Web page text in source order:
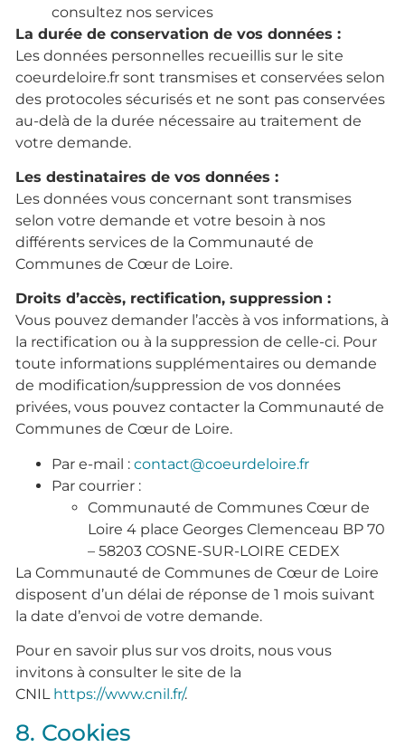
consultez nos services
La durée de conservation de vos données :
Les données personnelles recueillis sur le site
coeurdeloire.fr sont transmises et conservées selon
des protocoles sécurisés et ne sont pas conservées
au-delà de la durée nécessaire au traitement de
votre demande.
Les destinataires de vos données :
Les données vous concernant sont transmises
selon votre demande et votre besoin à nos
différents services de la Communauté de
Communes de Cœur de Loire.
Droits d’accès, rectification, suppression :
Vous pouvez demander l’accès à vos informations, à
la rectification ou à la suppression de celle-ci. Pour
toute informations supplémentaires ou demande
de modification/suppression de vos données
privées, vous pouvez contacter la Communauté de
Communes de Cœur de Loire.
Par e-mail : contact@coeurdeloire.fr
Par courrier :
Communauté de Communes Cœur de
Loire 4 place Georges Clemenceau BP 70
– 58203 COSNE-SUR-LOIRE CEDEX
La Communauté de Communes de Cœur de Loire
disposent d’un délai de réponse de 1 mois suivant
la date d’envoi de votre demande.
Pour en savoir plus sur vos droits, nous vous
invitons à consulter le site de la
CNIL https://www.cnil.fr/.
8. Cookies